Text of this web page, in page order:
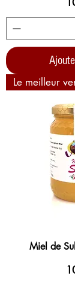
Le meilleur
Miel de